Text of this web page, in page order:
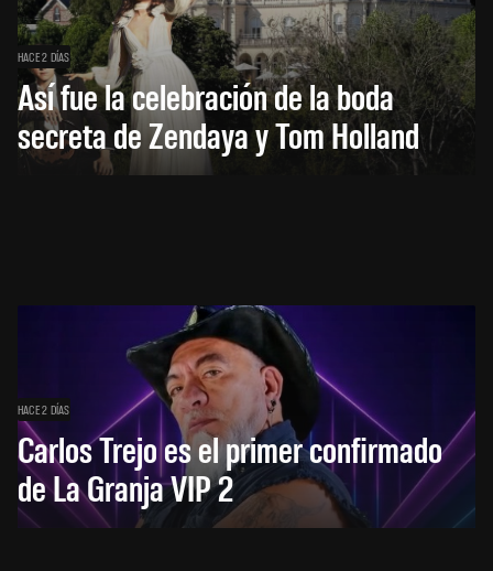
HACE 2 DÍAS
Así fue la celebración de la boda
secreta de Zendaya y Tom Holland
HACE 2 DÍAS
Carlos Trejo es el primer confirmado
de La Granja VIP 2